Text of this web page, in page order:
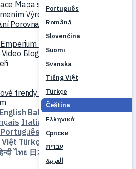
Português
Română
Slovenčina
Suomi
Svenska
Tiếng Việt
Türkçe
Čeština
Ελληνικά
Српски
עברית
العربية
Mapa světaDatabáze skillů
Výroba a kování
Porovnat Mechaniky
Video Blogy Kluby
trendy
Ekonomika
English Bahasa Indonesia Dansk
Italiano Magyar
Português Română
Việt Türkçe
ไทย 日本語 简体中文